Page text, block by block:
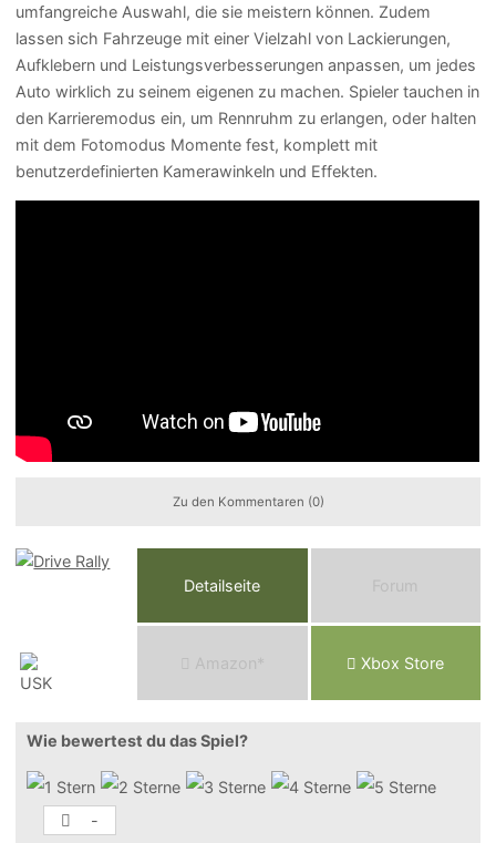
umfangreiche Auswahl, die sie meistern können. Zudem
lassen sich Fahrzeuge mit einer Vielzahl von Lackierungen,
Aufklebern und Leistungsverbesserungen anpassen, um jedes
Auto wirklich zu seinem eigenen zu machen. Spieler tauchen in
den Karrieremodus ein, um Rennruhm zu erlangen, oder halten
mit dem Fotomodus Momente fest, komplett mit
benutzerdefinierten Kamerawinkeln und Effekten.
Zu den Kommentaren (0)
Detailseite Forum
Ama o n* Xbox Store
Wie bewertest du das Spiel?
-